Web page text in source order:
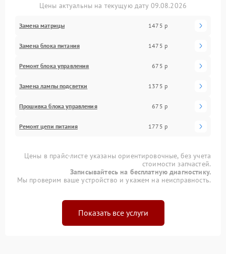
Цены актуальны на текущую дату 09.08.2026
Замена матрицы 1475 р
Замена блока питания 1475 р
Ремонт блока управления 675 р
Замена лампы подсветки 1375 р
Прошивка блока управления 675 р
Ремонт цепи питания 1775 р
Цены в прайс-листе указаны ориентировочные, без учета
стоимости запчастей.
Записывайтесь на бесплатную диагностику.
Мы проверим ваше устройство и укажем на неисправность.
Показать все услуги